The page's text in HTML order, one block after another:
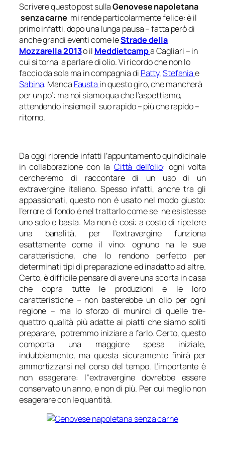
Scrivere questo post sullaGenovese napoletana
senza carne mi rende particolarmente felice: è il
primo infatti, dopo una lunga pausa – fatta però di
anche grandi eventi come leStrade della
Mozzarella 2013o il Meddietcampa Cagliari – in
cui si torna a parlare di olio. Vi ricordo che non lo
faccio da sola ma in compagnia di Patty,Stefaniae
Sabina. Manca Fausta in questo giro, che mancherà
per un po’: ma noi siamo qua che l’aspettiamo,
attendendo insieme il suo rapido – più che rapido –
ritorno.
Da oggi riprende infatti l’appuntamento quindicinale
in collaborazione con la Città dell’olio: ogni volta
cercheremo di raccontare di un uso di un
extravergine italiano. Spesso infatti, anche tra gli
appassionati, questo non è usato nel modo giusto:
l’errore di fondo è nel trattarlo come se ne esistesse
uno solo e basta. Ma non è così: a costo di ripetere
una banalità, per l’extravergine funziona
esattamente come il vino: ognuno ha le sue
caratteristiche, che lo rendono perfetto per
determinati tipi di preparazione ed inadatto ad altre.
Certo, è difficile pensare di avere una scorta in casa
che copra tutte le produzioni e le loro
caratteristiche – non basterebbe un olio per ogni
regione – ma lo sforzo di munirci di quelle tre-
quattro qualità più adatte ai piatti che siamo soliti
preparare, potremmo iniziare a farlo. Certo, questo
comporta una maggiore spesa iniziale,
indubbiamente, ma questa sicuramente finirà per
ammortizzarsi nel corso del tempo. L’importante è
non esagerare: l”extravergine dovrebbe essere
conservato un anno, e non di più. Per cui meglio non
esagerare con le quantità.